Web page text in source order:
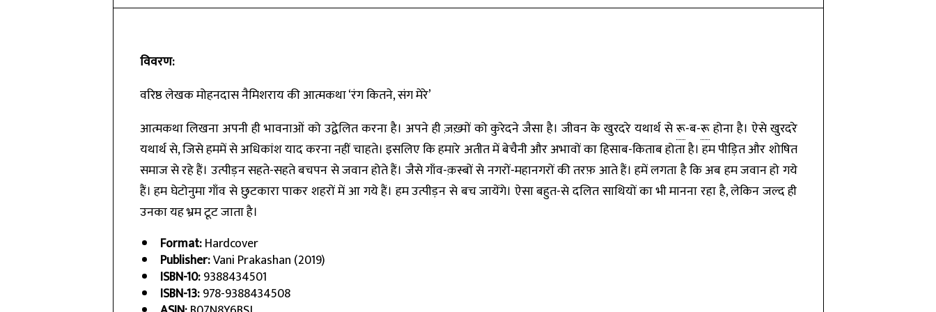
विवरण:
वरिष्ठ लेखक मोहनदास नैमिशराय की आत्मकथा ‘रंग कितने, संग मेरे’
आत्मकथा लिखना अपनी ही भावनाओं को उद्वेलित करना है। अपने ही ज़ख़्मों को कुरेदने जैसा है। जीवन के खुरदरे यथार्थ सेरू-ब-रूहोना है। ऐसे खुरदरे
यथार्थ से, जिसे हममें से अधिकांश याद करना नहीं चाहते। इसलिए कि हमारे अतीत में बेचैनी और अभावों का हिसाब-किताब होता है। हम पीड़ित और शोषित
समाज से रहे हैं। उत्पीड़न सहते-सहते बचपन से जवान होते हैं। जैसे गाँव-क़स्बों से नगरों-महानगरों की तरफ़ आते हैं। हमें लगता है कि अब हम जवान हो गये
हैं। हम घेटोनुमा गाँव से छुटकारा पाकर शहरों में आ गये हैं। हम उत्पीड़न से बच जायेंगे। ऐसा बहुत-से दलित साथियों का भी मानना रहा है, लेकिन जल्द ही
उनका यह भ्रम टूट जाता है।
Format:Hardcover
Publisher:Vani Prakashan (2019)
ISBN-10:9388434501
ISBN-13:978-9388434508